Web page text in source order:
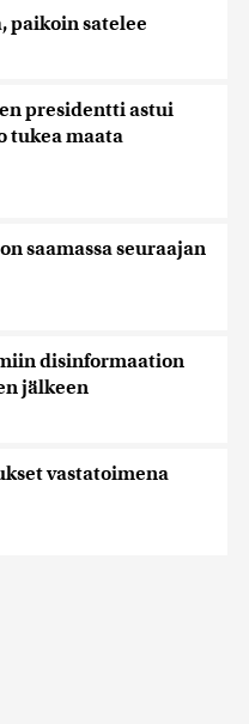
paikoin satelee
presidentti astui
tukea maata
saamassa seuraajan
disinformaation
jälkeen
vastatoimena